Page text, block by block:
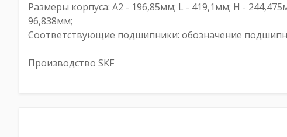
Размеры корпуса: A2 - 196,85мм; L - 419,1мм; H -
96,838мм;
Соответствующие подшипники: обозначение
Производство SKF